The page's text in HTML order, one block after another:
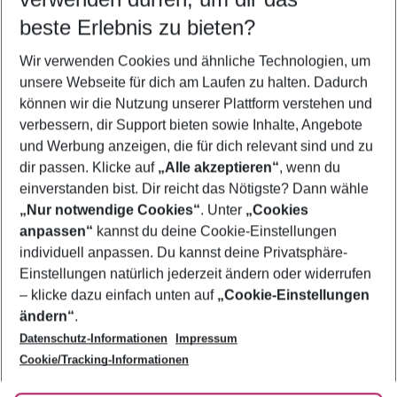
5-8 Nächte
2 Erwachsene Keine Kinder
Mehr Filter anzeigen
Footer
Footer navigation
Über uns
AGB
Bestpreisgarantie
Cookie-Einstellungen ändern
Cookie-Richtlinie
Agenturbetreuung
Barrierefreies Reisen
Folge uns
beste Erlebnis zu bieten?
Wir verwenden Cookies und ähnliche Technologien, um
unsere Webseite für dich am Laufen zu halten. Dadurch
können wir die Nutzung unserer Plattform verstehen und
verbessern, dir Support bieten sowie Inhalte, Angebote
und Werbung anzeigen, die für dich relevant sind und zu
dir passen. Klicke auf „Alle akzeptieren“, wenn du
einverstanden bist. Dir reicht das Nötigste? Dann wähle
„Nur notwendige Cookies“. Unter „Cookies
anpassen“ kannst du deine Cookie-Einstellungen
individuell anpassen. Du kannst deine Privatsphäre-
Einstellungen natürlich jederzeit ändern oder widerrufen
– klicke dazu einfach unten auf „Cookie-Einstellungen
ändern“.
Datenschutz-Informationen
Impressum
Cookie/Tracking-Informationen